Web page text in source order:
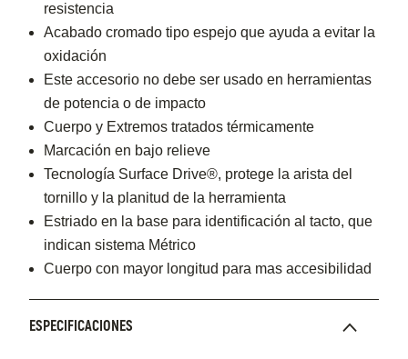
resistencia
Acabado cromado tipo espejo que ayuda a evitar la
oxidación
Este accesorio no debe ser usado en herramientas
de potencia o de impacto
Cuerpo y Extremos tratados térmicamente
Marcación en bajo relieve
Tecnología Surface Drive®, protege la arista del
tornillo y la planitud de la herramienta
Estriado en la base para identificación al tacto, que
indican sistema Métrico
Cuerpo con mayor longitud para mas accesibilidad
ESPECIFICACIONES